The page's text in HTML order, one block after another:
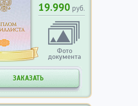
19.990 руб.
Фото
документа
ЗАКАЗАТЬ